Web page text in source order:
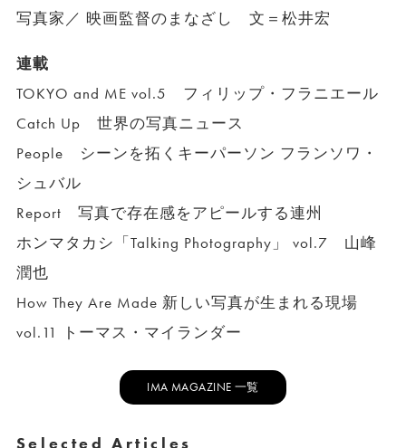
写真家／ 映画監督のまなざし 文＝松井宏
連載
TOKYO and ME vol.5 フィリップ・フラニエール
Catch Up 世界の写真ニュース
People シーンを拓くキーパーソン フランソワ・
シュバル
Report 写真で存在感をアピールする連州
ホンマタカシ「Talking Photography」 vol.7 山峰
潤也
How They Are Made 新しい写真が生まれる現場
vol.11 トーマス・マイランダー
IMA MAGAZINE 一覧
Selected Articles